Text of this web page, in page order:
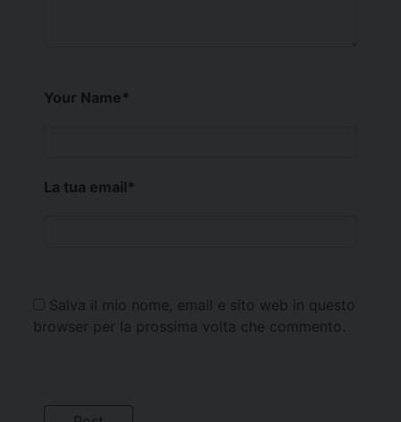
Your Name*
La tua email*
Salva il mio nome, email e sito web in questo
browser per la prossima volta che commento.